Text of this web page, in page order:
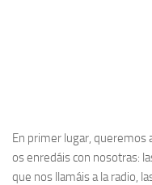
En primer lugar, queremos
os enredáis con nosotras:
que nos llamáis a la radio,